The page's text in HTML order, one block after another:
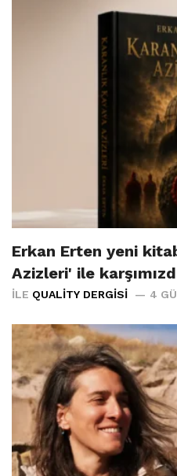
Erkan Erten yeni
Azizleri' ile
İLE QUALITY DERGISI 4